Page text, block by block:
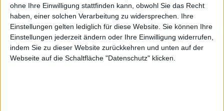
ohne Ihre Einwilligung stattfinden kann, obwohl Sie das Recht
haben, einer solchen Verarbeitung zu widersprechen. Ihre
Einstellungen gelten lediglich für diese Website. Sie können Ihre
Einstellungen jederzeit ändern oder Ihre Einwilligung widerrufen,
indem Sie zu dieser Website zurückkehren und unten auf der
Webseite auf die Schaltfläche "Datenschutz" klicken.